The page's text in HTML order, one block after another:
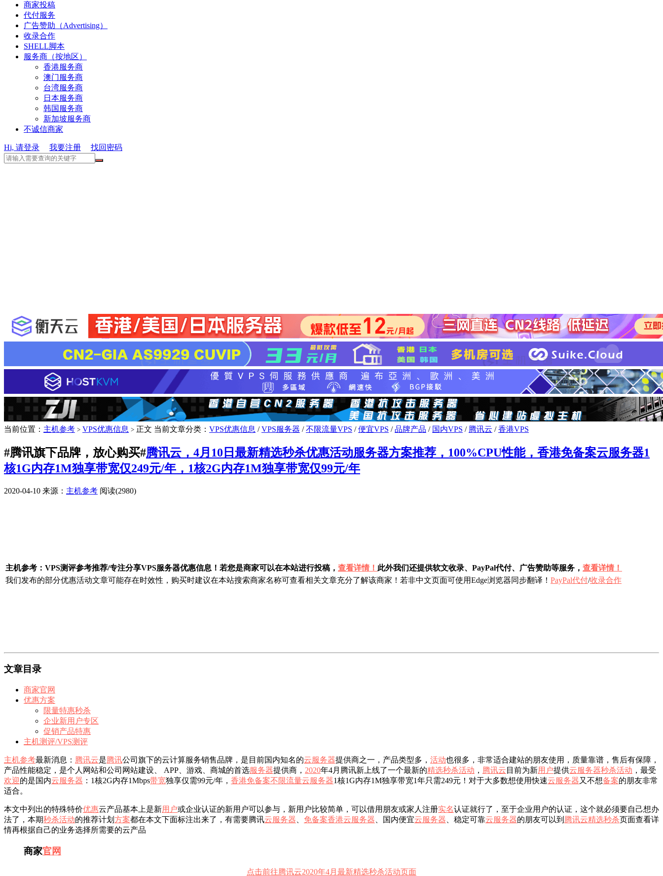
商家投稿
代付服务
广告赞助（Advertising）
收录合作
SHELL脚本
服务商（按地区）
香港服务商
澳门服务商
台湾服务商
日本服务商
韩国服务商
新加坡服务商
不诚信商家
Hi, 请登录 我要注册 找回密码
当前位置： 主机参考 > VPS优惠信息 > 正文 当前文章分类： VPS优惠信息 /VPS服务器 /不限流量VPS /便宜VPS /品牌产品 / 国内VPS / 腾讯云 /香港VPS
#腾讯旗下品牌，放心购买#腾讯云，4月10日最新精选秒杀优惠活动服务器方案推荐，100%CPU性能，香港免备案云服务器1
核1G内存1M独享带宽仅249元/年，1核2G内存1M独享带宽仅99元/年
2020-04-10 来源： 主机参考 阅读(2980)
主机参考：VPS测评参考推荐/专注分享VPS服务器优惠信息！若您是商家可以在本站进行投稿， 查看详情！ 此外我们还提供软文收录、PayPal代付、广告赞助等服务， 查看详情！
我们发布的部分优惠活动文章可能存在时效性，购买时建议在本站搜索商家名称可查看相关文章充分了解该商家！若非中文页面可使用Edge浏览器同步翻译！ PayPal代付/收录合作
文章目录
商家官网
优惠方案
限量特惠秒杀
企业新用户专区
促销产品特惠
主机测评/VPS测评
主机参考最新消息： 腾讯云是腾讯公司旗下的云计算服务销售品牌，是目前国内知名的云服务器提供商之一，产品类型多， 活动也很多，非常适合建站的朋友使用，质量靠谱，售后有保障，
产品性能稳定，是个人网站和公司网站建设、 APP、游戏、商城的首选服务器提供商， 2020年4月腾讯新上线了一个最新的精选秒杀活动 ， 腾讯云 目前为新用户提供云服务器秒杀活动 ，最受
欢迎的是国内云服务器 ：1核2G内存1Mbps带宽独享仅需99元/年， 香港免备案不限流量云服务器1核1G内存1M独享带宽1年只需249元！对于大多数想使用快速云服务器又不想备案的朋友非常
适合。
本文中列出的特殊特价优惠云产品基本上是新用户或企业认证的新用户可以参与，新用户比较简单，可以借用朋友或家人注册实名认证就行了，至于企业用户的认证，这个就必须要自己想办
法了，本期秒杀活动的推荐计划 方案都在本文下面标注出来了，有需要腾讯云服务器 免备案香港云服务器 、国内便宜云服务器 、稳定可靠云服务器的朋友可以到 腾讯云精选秒杀页面查看详
情再根据自己的业务选择所需要的云产品
商家官网
点击前往腾讯云2020年4月最新精选秒杀活动页面